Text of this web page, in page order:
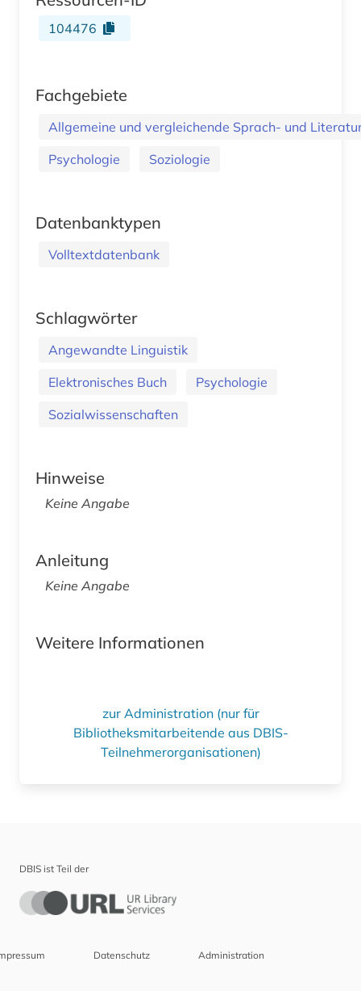
104476
Fachgebiete
Allgemeine und vergleichende Sprach- und
Psychologie
Soziologie
Datenbanktypen
Volltextdatenbank
Schlagwörter
Angewandte Linguistik
Elektronisches Buch
Psychologie
Sozialwissenschaften
Hinweise
Keine Angabe
Anleitung
Keine Angabe
Weitere Informationen
zur Administration (nur für
Bibliotheksmitarbeitende aus DBIS-
Teilnehmerorganisationen)
DBIS ist Teil der
Datenschutz Administration